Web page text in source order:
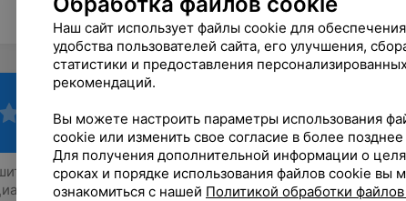
Наш сайт использует файлы cookie для обеспечения
удобства пользователей сайта, его улучшения,
статистики и предоставления персонализированных
рекомендаций.
Вы можете настроить параметры использования
cookie или изменить свое согласие в более
Для получения дополнительной информации о
сроках и порядке использования файлов cookie вы
ознакомиться с нашей Политикой обработки